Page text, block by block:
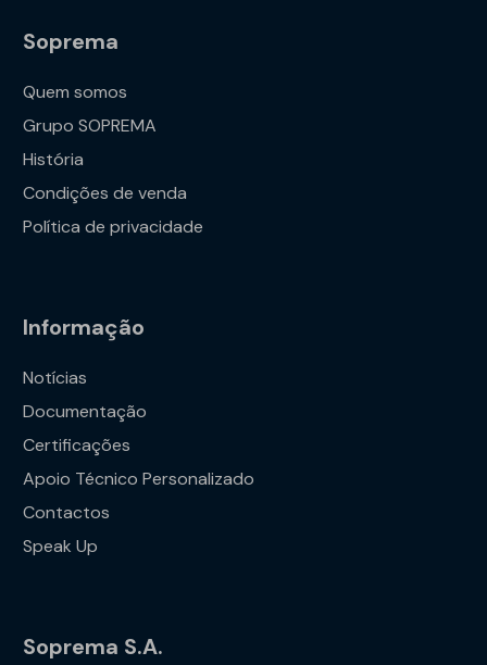
Soprema
Quem somos
Grupo SOPREMA
História
Condições de venda
Política de privacidade
Informação
Notícias
Documentação
Certificações
Apoio Técnico Personalizado
Contactos
Speak Up
Soprema S.A.